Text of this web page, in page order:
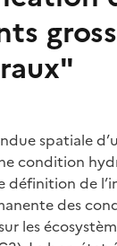
spatiale
condition
définition de
des
les